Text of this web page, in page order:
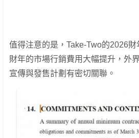
值得注意的是，Take-Two的2026
財年的市場行銷費用大幅提升，外
宣傳與發售計劃有密切關聯。